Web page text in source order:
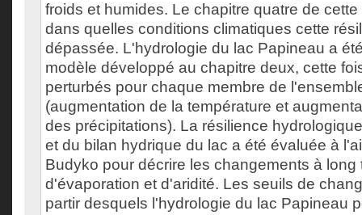
froids et humides. Le chapitre quatre de
dans quelles conditions climatiques cette
dépassée. L'hydrologie du lac Papineau a
modèle développé au chapitre deux, cette
perturbés pour chaque membre de
(augmentation de la température et
des précipitations). La résilience
et du bilan hydrique du lac a été évaluée à
Budyko pour décrire les changements à long
d'évaporation et d'aridité. Les seuils de
partir desquels l'hydrologie du lac Papineau